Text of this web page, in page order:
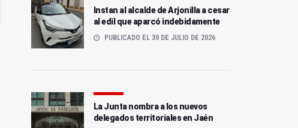
Instan al alcalde de Arjonilla a cesar
al edil que aparcó indebidamente
PUBLICADO EL 30 DE JULIO DE 2026
La Junta nombra a los nuevos
delegados territoriales en Jaén